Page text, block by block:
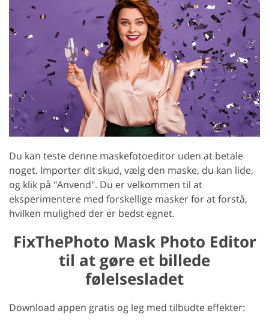
Du kan teste denne maskefotoeditor uden at betale
noget. Importer dit skud, vælg den maske, du kan lide,
og klik på "Anvend". Du er velkommen til at
eksperimentere med forskellige masker for at forstå,
hvilken mulighed der er bedst egnet.
FixThePhoto Mask Photo Editor
til at gøre et billede
følelsesladet
Download appen gratis og leg med tilbudte effekter: